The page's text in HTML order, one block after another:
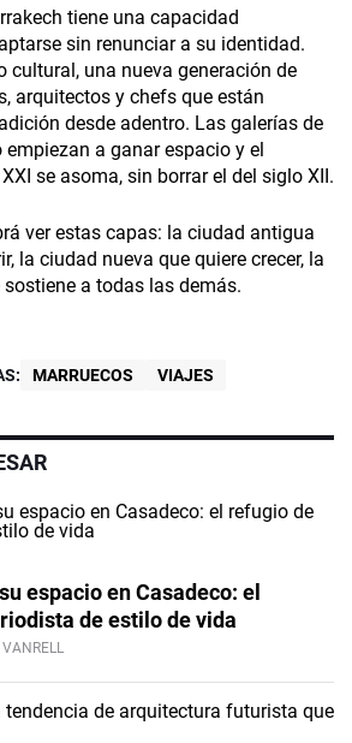
tiene una capacidad
sin renunciar a su identidad.
cultural, una nueva generación de
arquitectos y chefs que están
desde adentro. Las galerías de
a ganar espacio y el
se asoma, sin borrar el del siglo XII.
ver estas capas: la ciudad antigua
la ciudad nueva que quiere crecer, la
a todas las demás.
MARRUECOS VIAJES
espacio en Casadeco: el
de estilo de vida
VANRELL